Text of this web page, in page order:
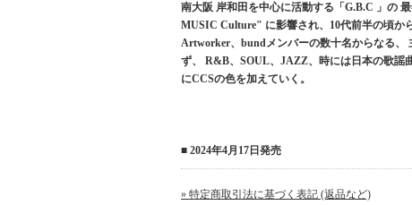
南大阪 岸和田を中心に活動する「G.B.C 」の
MUSIC Culture" に影響され、10代前半の頃か
Artworker、bundメンバーの数十名からなる、
ず、 R&B、SOUL、JAZZ、時には日本の歌謡
にCCSの色を加えていく。
■ 2024年4月17日発売
» 特定商取引法に基づく表記 (返品など)